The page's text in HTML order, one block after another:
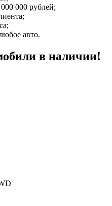
000 рублей;
авто.
в наличии!